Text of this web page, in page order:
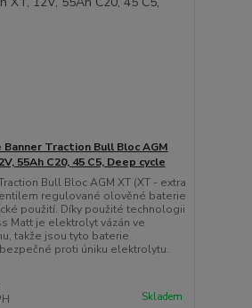
Traction Bull Bloc AGM
55Ah C20, 45 C5, Deep cycle
Bull Bloc AGM XT (XT - extra
regulované olověné baterie
použití. Díky použité technologii
Matt je elektrolyt vázán ve
takže jsou tyto baterie
proti úniku elektrolytu.
Skladem